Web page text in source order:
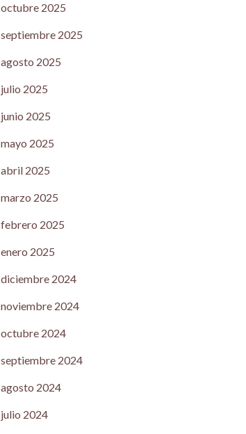
octubre 2025
septiembre 2025
agosto 2025
julio 2025
junio 2025
mayo 2025
abril 2025
marzo 2025
febrero 2025
enero 2025
diciembre 2024
noviembre 2024
octubre 2024
septiembre 2024
agosto 2024
julio 2024